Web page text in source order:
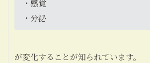
・感覚
・分泌
が変化することが知られています。